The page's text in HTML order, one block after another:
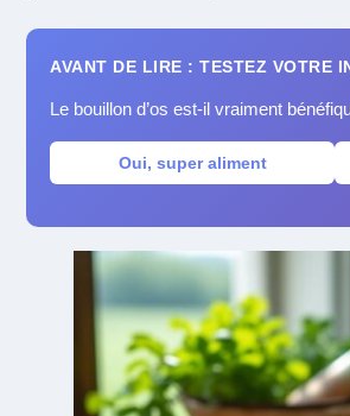
AVANT DE LIRE : TESTEZ VOTRE
Le bouillon d’os est-il vraiment
Oui, super aliment